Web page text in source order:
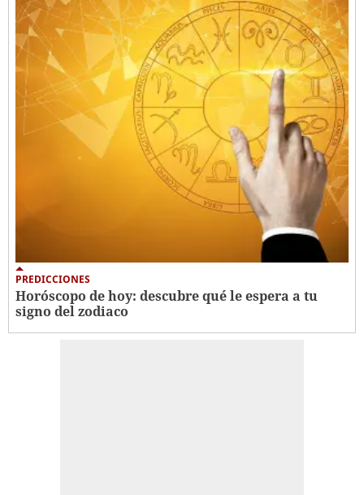
PREDICCIONES
Horóscopo de hoy: descubre qué le espera a tu
signo del zodiaco